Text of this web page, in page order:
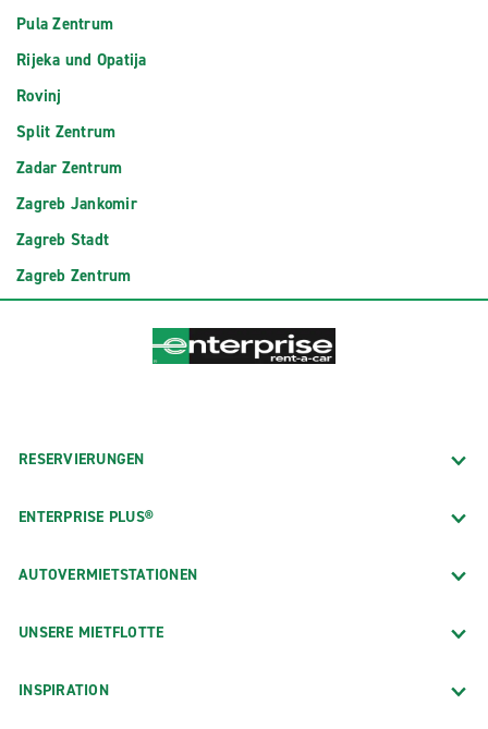
Pula Zentrum
Rijeka und Opatija
Rovinj
Split Zentrum
Zadar Zentrum
Zagreb Jankomir
Zagreb Stadt
Zagreb Zentrum
RESERVIERUNGEN
ENTERPRISE PLUS®
AUTOVERMIETSTATIONEN
UNSERE MIETFLOTTE
INSPIRATION